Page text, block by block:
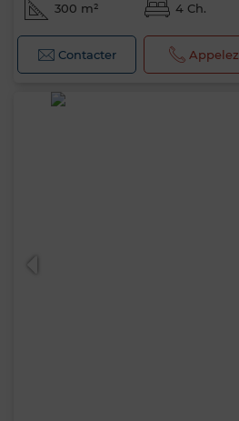
300 m² 4 Ch.
Contacter Appelez